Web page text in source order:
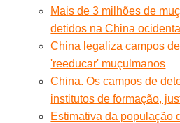
Mais de 3 milhões de
detidos na China ocidental
China legaliza campos
'reeducar' muçulmanos
China. Os campos de
institutos de formação,
Estimativa da população